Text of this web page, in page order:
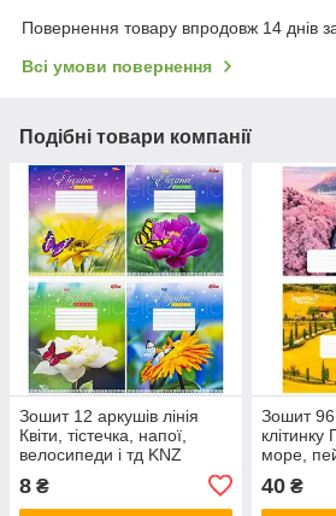
Повернення товару впродовж 14 днів
Всі умови повернення
Подібні товари компанії
Зошит 12 аркушів лінія
Квіти, тістечка, напої,
велосипеди і тд KNZ
8 ₴
Зошит 96
клітинку
море,
40₴